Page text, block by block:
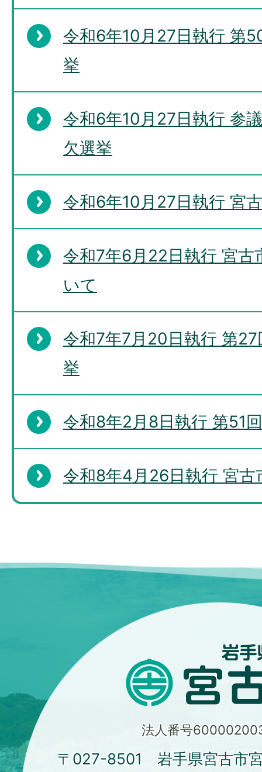
令和6年10月27日執行 第
挙
令和6年10月27日執行 参
欠選挙
令和6年10月27日執行 宮
令和7年6月22日執行 宮古
いて
令和7年7月20日執行 第
挙
令和8年2月8日執行 第51
令和8年4月26日執行 宮古
法人番号
〒027-8501 岩手県宮古市